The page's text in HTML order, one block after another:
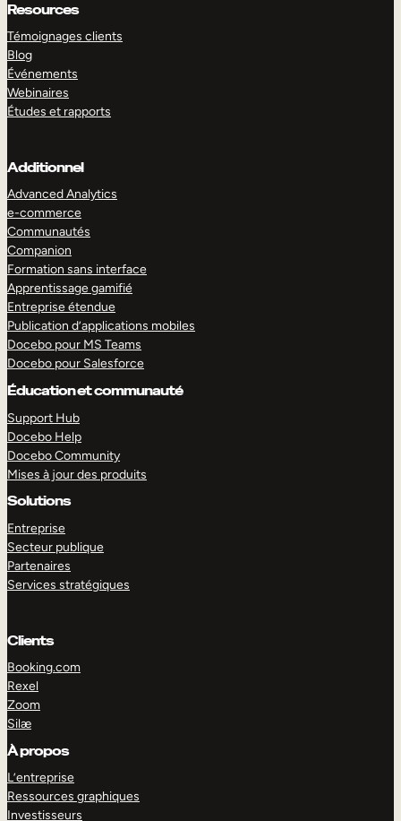
Resources
Témoignages clients
Blog
Événements
Webinaires
Études et rapports
Additionnel
Advanced Analytics
e-commerce
Communautés
Companion
Formation sans interface
Apprentissage gamifié
Entreprise étendue
Publication d’applications mobiles
Docebo pour MS Teams
Docebo pour Salesforce
Éducation et communauté
Support Hub
Docebo Help
Docebo Community
Mises à jour des produits
Solutions
Entreprise
Secteur publique
Partenaires
Services stratégiques
Clients
Booking.com
Rexel
Zoom
Silæ
À propos
L’entreprise
Ressources graphiques
Investisseurs